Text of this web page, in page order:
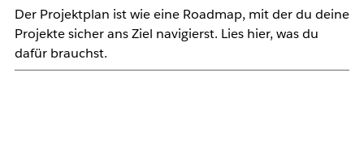
Der Projektplan ist wie eine Roadmap, mit der du deine
Projekte sicher ans Ziel navigierst. Lies hier, was du
dafür brauchst.